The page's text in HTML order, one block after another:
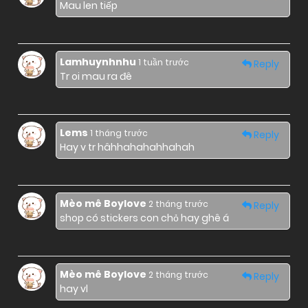
Chapter 40 01/01/1970
Chapter 40 (H) 01/01/1970
Chapter 38.1 01/01/1970
Chapter 38 01/01/1970
Mau len tiếp
Lamhuynhnhu 1 tuần trước
Tr oi mau ra đê
Reply
Lems 1 tháng trước
Hay v tr hâhhahahahhahah
Reply
Mèo mê Boylove 2 tháng trước
shop có stickers con chỏ hay ghê á
Reply
Mèo mê Boylove 2 tháng trước
hay vl
Reply